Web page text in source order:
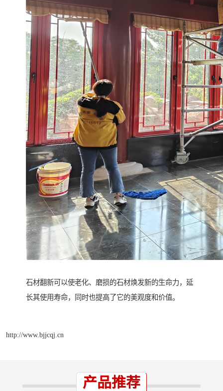
石材翻新可以使老化、磨损的石材焕发新的生命力，延
长其使用寿命，同时也提高了它的美观度和价值。
http://www.bjjcqj.cn
产品推荐